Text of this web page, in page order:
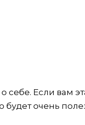
Если вам
будет очень